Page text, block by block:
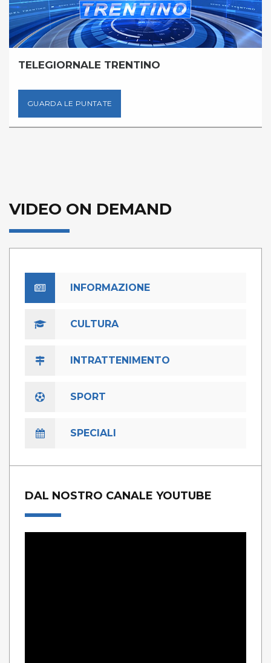
TELEGIORNALE TRENTINO
GUARDA LE PUNTATE
VIDEO ON DEMAND
INFORMAZIONE
CULTURA
INTRATTENIMENTO
SPORT
SPECIALI
DAL NOSTRO CANALE YOUTUBE